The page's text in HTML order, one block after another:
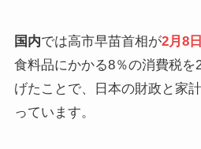
国内では高市早苗首相が2月8
食料品にかかる8％の消費税を
げたことで、日本の財政と家
っています。